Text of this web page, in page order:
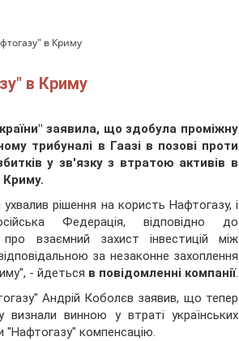
в Криму
в Криму
заявила, що здобула проміжну
трибуналі в Гаазі в позові проти
у зв'язку з втратою активів в
Криму.
рішення на користь Нафтогазу, і
Федерація, відповідно до
взаємний захист інвестицій між
за незаконне захоплення
- йдеться в повідомленні компанії.
Андрій Коболєв заявив, що тепер
визнали винною у втраті українських
"Нафтогазу" компенсацію.